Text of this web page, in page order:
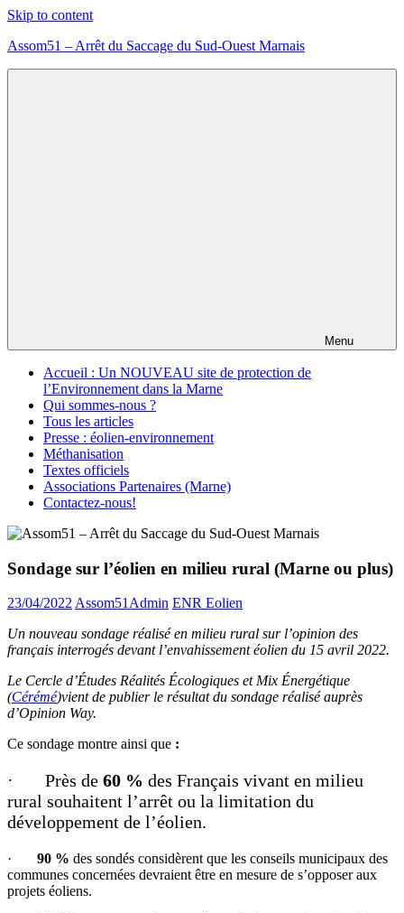
Skip to content
Assom51 – Arrêt du Saccage du Sud-Ouest Marnais
Menu
Accueil : Un NOUVEAU site de protection de
l’Environnement dans la Marne
Qui sommes-nous ?
Tous les articles
Presse : éolien-environnement
Méthanisation
Textes officiels
Associations Partenaires (Marne)
Contactez-nous!
Sondage sur l’éolien en milieu rural (Marne ou plus)
23/04/2022Assom51Admin ENR Eolien
Un nouveau sondage réalisé en milieu rural sur l’opinion des
français interrogés devant l’envahissement éolien du 15 avril 2022.
Le Cercle d’Études Réalités Écologiques et Mix Énergétique
(Cérémé)vient de publier le résultat du sondage réalisé auprès
d’Opinion Way.
Ce sondage montre ainsi que :
· Près de 60 % des Français vivant en milieu
rural souhaitent l’arrêt ou la limitation du
développement de l’éolien.
· 90 % des sondés considèrent que les conseils municipaux des
communes concernées devraient être en mesure de s’opposer aux
projets éoliens.